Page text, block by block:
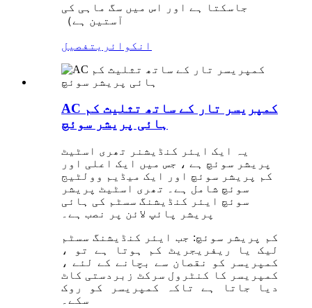
جاسکتا ہے اور اس میں سگ ماہی کی
آستین ہے）
انکوائری تفصیل
AC کمپریسر تار کے ساتھ تثلیث کم
ہائی پریشر سوئچ
یہ ایک ایئر کنڈیشنر تھری اسٹیٹ
پریشر سوئچ ہے ، جس میں ایک اعلی اور
کم پریشر سوئچ اور ایک میڈیم وولٹیج
سوئچ شامل ہے۔ تھری اسٹیٹ پریشر
سوئچ ایئر کنڈیشنگ سسٹم کی ہائی
پریشر پائپ لائن پر نصب ہے۔
کم پریشر سوئچ: جب ایئر کنڈیشنگ سسٹم
لیک یا ریفریجریٹ کم ہوتا ہے تو ،
کمپریسر کو نقصان سے بچانے کے لئے ،
کمپریسر کا کنٹرول سرکٹ زبردستی کاٹ
دیا جاتا ہے تاکہ کمپریسر کو روک
سکے۔